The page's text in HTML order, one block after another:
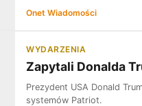
Onet Wiadomości
WYDARZENIA
Zapytali Donalda
Prezydent USA Donald
systemów Patriot.